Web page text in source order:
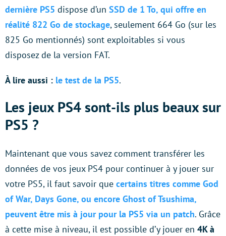
dernière PS5 dispose d’un SSD de 1 To, qui offre en
réalité 822 Go de stockage, seulement 664 Go (sur les
825 Go mentionnés) sont exploitables si vous
disposez de la version FAT.
À lire aussi : le test de la PS5.
Les jeux PS4 sont-ils plus beaux sur
PS5 ?
Maintenant que vous savez comment transférer les
données de vos jeux PS4 pour continuer à y jouer sur
votre PS5, il faut savoir que certains titres comme God
of War, Days Gone, ou encore Ghost of Tsushima,
peuvent être mis à jour pour la PS5 via un patch. Grâce
à cette mise à niveau, il est possible d’y jouer en 4K à